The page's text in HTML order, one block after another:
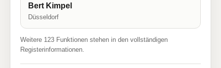
Bert Kimpel
Düsseldorf
Weitere 123 Funktionen stehen in den vollständigen
Registerinformationen.